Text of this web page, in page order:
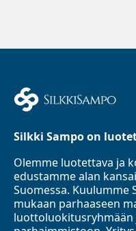
Silkki Sampo on
Olemme luotettava ja
edustamme alan
Suomessa. Kuulumme
mukaan parhaaseen